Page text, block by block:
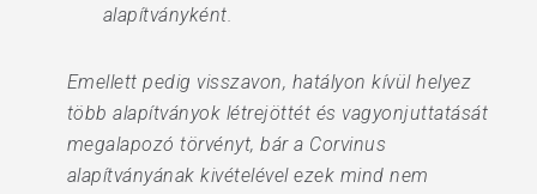
alapítványként.
Emellett pedig visszavon, hatályon kívül helyez
több alapítványok létrejöttét és vagyonjuttatását
megalapozó törvényt, bár a Corvinus
alapítványának kivételével ezek mind nem